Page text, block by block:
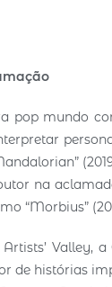
pop mundo
na
“Morbius”
Valley,
de histórias